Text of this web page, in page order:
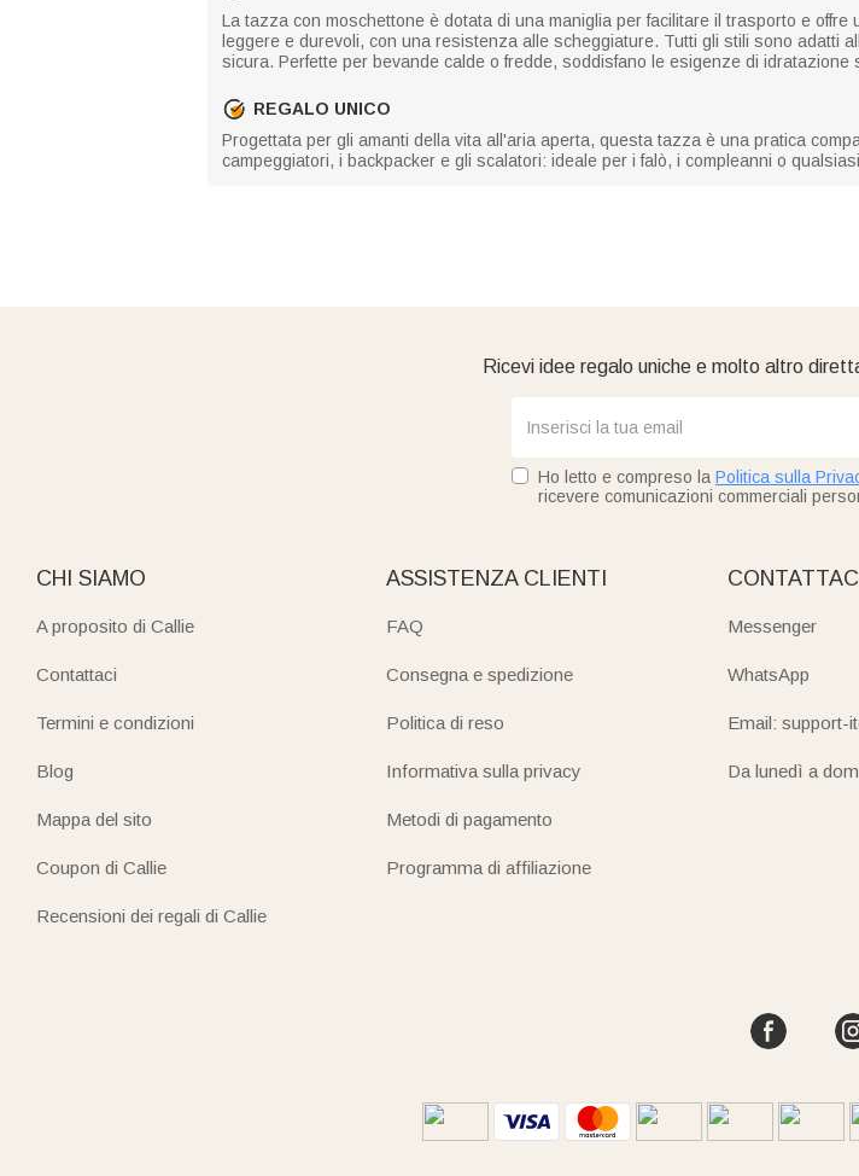
La tazza con moschettone è dotata di una maniglia per facilitare il trasporto e
leggere e durevoli, con una resistenza alle scheggiature. Tutti gli stili sono adatti
sicura. Perfette per bevande calde o fredde, soddisfano le esigenze di idratazione
REGALO UNICO
Progettata per gli amanti della vita all'aria aperta, questa tazza è una pratica
campeggiatori, i backpacker e gli scalatori: ideale per i falò, i compleanni o
Ricevi idee regalo uniche e molto altro
Ho letto e compreso la Politica sulla
ricevere comunicazioni commerciali
CHI SIAMO
A proposito di Callie
Contattaci
Termini e condizioni
Blog
Mappa del sito
Coupon di Callie
Recensioni dei regali di Callie
ASSISTENZA CLIENTI
FAQ
Consegna e spedizione
Politica di reso
Informativa sulla privacy
Metodi di pagamento
Programma di affiliazione
CONTATTACI
Messenger
WhatsApp
Email: support-
Da lunedì a